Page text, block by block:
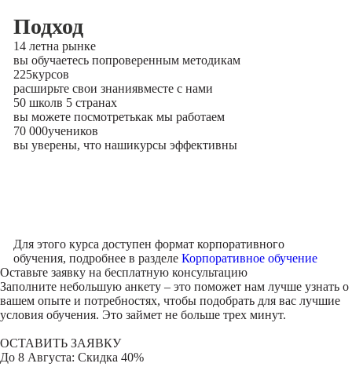
Подход
14 летна рынке
вы обучаетесь попроверенным методикам
225курсов
расширьте свои знаниявместе с нами
50 школв 5 странах
вы можете посмотретькак мы работаем
70 000учеников
вы уверены, что нашикурсы эффективны
Для этого курса доступен формат корпоративного
обучения, подробнее в разделе Корпоративное обучение
Оставьте заявку на бесплатную консультацию
Заполните небольшую анкету – это поможет нам лучше узнать о
вашем опыте и потребностях, чтобы подобрать для вас лучшие
условия обучения. Это займет не больше трех минут.
ОСТАВИТЬ ЗАЯВКУ
До 8 Августа: Скидка 40%